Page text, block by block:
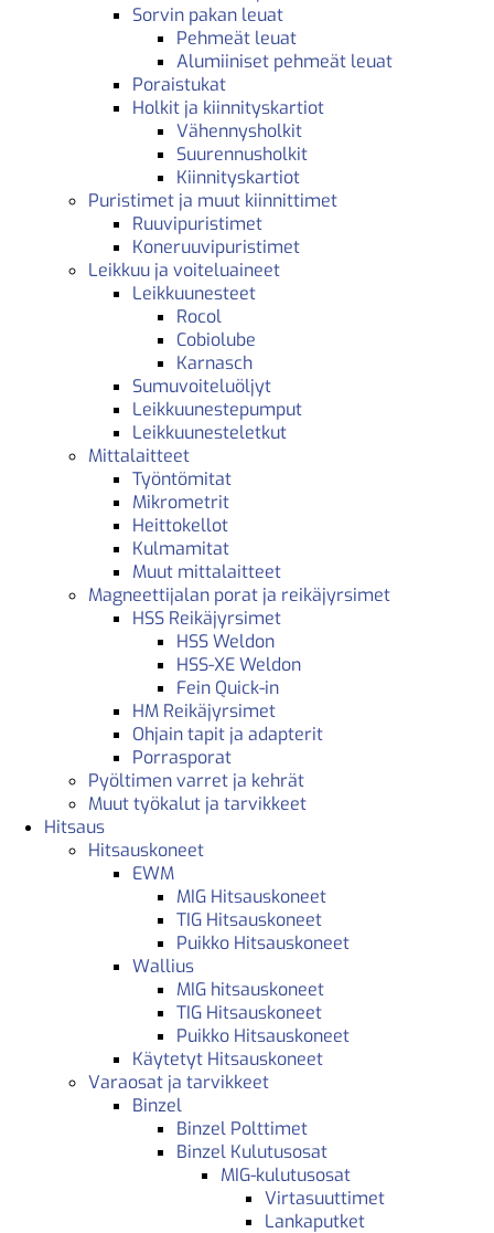
Sorvin pakan leuat
Pehmeät leuat
Alumiiniset pehmeät leuat
Poraistukat
Holkit ja kiinnityskartiot
Vähennysholkit
Suurennusholkit
Kiinnityskartiot
Puristimet ja muut kiinnittimet
Ruuvipuristimet
Koneruuvipuristimet
Leikkuu ja voiteluaineet
Leikkuunesteet
Rocol
Cobiolube
Karnasch
Sumuvoiteluöljyt
Leikkuunestepumput
Leikkuunesteletkut
Mittalaitteet
Työntömitat
Mikrometrit
Heittokellot
Kulmamitat
Muut mittalaitteet
Magneettijalan porat ja reikäjyrsimet
HSS Reikäjyrsimet
HSS Weldon
HSS-XE Weldon
Fein Quick-in
HM Reikäjyrsimet
Ohjain tapit ja adapterit
Porrasporat
Pyöltimen varret ja kehrät
Muut työkalut ja tarvikkeet
Hitsaus
Hitsauskoneet
EWM
MIG Hitsauskoneet
TIG Hitsauskoneet
Puikko Hitsauskoneet
Wallius
MIG hitsauskoneet
TIG Hitsauskoneet
Puikko Hitsauskoneet
Käytetyt Hitsauskoneet
Varaosat ja tarvikkeet
Binzel
Binzel Polttimet
Binzel Kulutusosat
MIG-kulutusosat
Virtasuuttimet
Lankaputket